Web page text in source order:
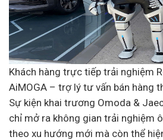
Khách hàng trực tiếp trải nghiệm
AiMOGA – trợ lý tư vấn bán hàng
Sự kiện khai trương Omoda &
chỉ mở ra không gian trải nghiệm
theo xu hướng mới mà còn thể